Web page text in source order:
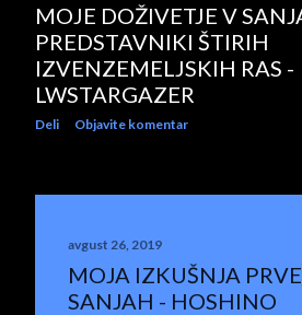
MOJE DOŽIVETJE V
PREDSTAVNIKI ŠTIRIH
IZVENZEMELJSKIH RAS -
LWSTARGAZER
Deli Objavite komentar
avgust 26, 2019
MOJA IZKUŠNJA
SANJAH - HOSHINO